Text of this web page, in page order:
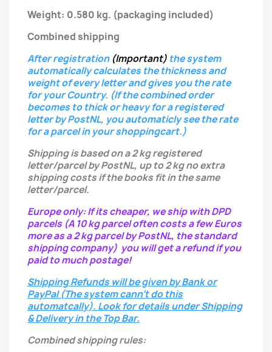
Weight: 0.580 kg. (packaging included)
Combined shipping
After registration (Important) the system
automatically calculates the thickness and
weight of every letterand gives you the rate
for your Country. (If the combined order
becomes to thick or heavy for a registered
letterby PostNL, you automaticly see the rate
for a parcel in your shoppingcart.)
Shipping is based on a 2 kg registered
letter/parcel by PostNL, up to 2 kg no extra
shipping costs if the books fit in the same
letter/parcel.
Europe only: If its cheaper, we ship with DPD
parcels (A 10 kg parcel often costs a few Euros
more as a 2 kg parcel by PostNL, the standard
shipping company) you will get a refund if you
paid to much postage!
Shipping Refunds will be given by Bank or
PayPal (The system cann't do this
automatcally). Look for details under Shipping
& Delivery in the Top Bar.
Combined shipping rules: